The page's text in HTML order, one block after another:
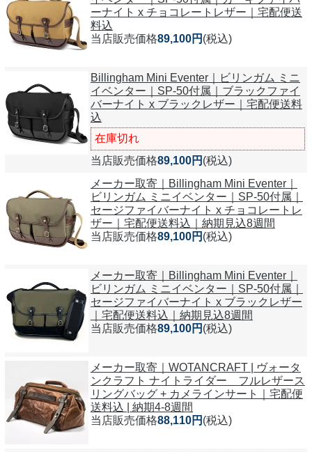
ーナイト x チョコレートレザー｜宅配便送
料込
当店販売価格89,100円 (税込)
Billingham Mini Eventer｜ビリンガム ミニ
イベンター｜SP-50付属｜ブラックファイ
バーナイト x ブラックレザー｜宅配便送料
込
在庫切れ
当店販売価格89,100円 (税込)
メーカー取寄｜Billingham Mini Eventer｜
ビリンガム ミニイベンター｜SP-50付属｜
セージファイバーナイト x チョコレートレ
ザー｜宅配便送料込｜納期見込8週間
当店販売価格89,100円 (税込)
メーカー取寄｜Billingham Mini Eventer｜
ビリンガム ミニイベンター｜SP-50付属｜
セージファイバーナイト x ブラックレザー
｜宅配便送料込｜納期見込8週間
当店販売価格89,100円 (税込)
メーカー取寄｜WOTANCRAFT | ヴォータ
ンクラフト ナイトライダー フルレザース
リングバッグ + カメラインサート｜宅配便
送料込 | 納期4-8週間
当店販売価格88,110円 (税込)